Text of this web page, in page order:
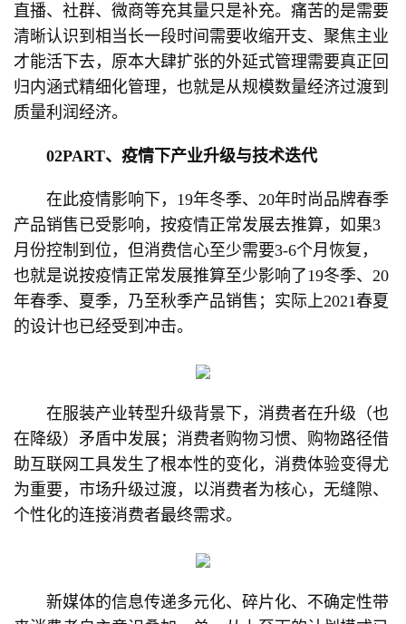
直播、社群、微商等充其量只是补充。痛苦的是需要
清晰认识到相当长一段时间需要收缩开支、聚焦主业
才能活下去，原本大肆扩张的外延式管理需要真正回
归内涵式精细化管理，也就是从规模数量经济过渡到
质量利润经济。
02PART、疫情下产业升级与技术迭代
在此疫情影响下，19年冬季、20年时尚品牌春季
产品销售已受影响，按疫情正常发展去推算，如果3
月份控制到位，但消费信心至少需要3-6个月恢复，
也就是说按疫情正常发展推算至少影响了19冬季、20
年春季、夏季，乃至秋季产品销售；实际上2021春夏
的设计也已经受到冲击。
在服装产业转型升级背景下，消费者在升级（也
在降级）矛盾中发展；消费者购物习惯、购物路径借
助互联网工具发生了根本性的变化，消费体验变得尤
为重要，市场升级过渡，以消费者为核心，无缝隙、
个性化的连接消费者最终需求。
新媒体的信息传递多元化、碎片化、不确定性带